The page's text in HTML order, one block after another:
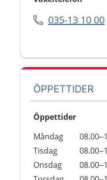
035-13 10 00
ÖPPETTIDER
Öppettider
Dag
Öppettider
Kommentarer
Måndag
Tisdag
Onsdag